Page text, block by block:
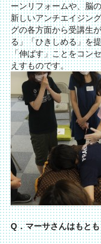
ーンリフォームや、脳
新しいアンチエイジン
グの各方面から受講生
る」「ひきしめる」を
「伸ばす」ことをコン
えすものです。
Q．マーサさんはもと